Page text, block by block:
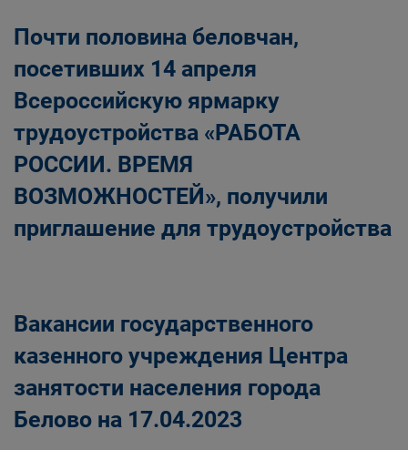
Почти половина беловчан,
посетивших 14 апреля
Всероссийскую ярмарку
трудоустройства «РАБОТА
РОССИИ. ВРЕМЯ
ВОЗМОЖНОСТЕЙ», получили
приглашение для трудоустройства
Вакансии государственного
казенного учреждения Центра
занятости населения города
Белово на 17.04.2023